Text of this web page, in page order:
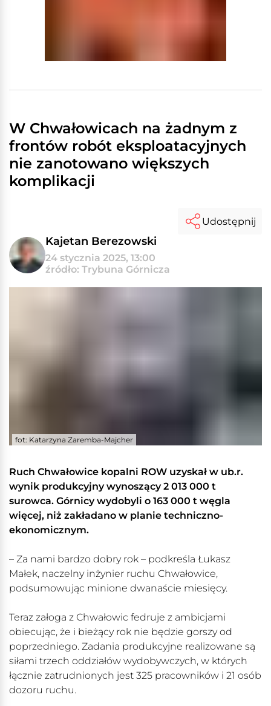
W Chwałowicach na żadnym z
frontów robót eksploatacyjnych
nie zanotowano większych
komplikacji
Kajetan Berezowski
24 stycznia 2025, 13:00
źródło: Trybuna Górnicza
Udostępnij
fot: Katarzyna Zaremba-Majcher
Ruch Chwałowice kopalni ROW uzyskał w ub.r.
wynik produkcyjny wynoszący 2 013 000 t
surowca. Górnicy wydobyli o 163 000 t węgla
więcej, niż zakładano w planie techniczno-
ekonomicznym.
– Za nami bardzo dobry rok – podkreśla Łukasz
Małek, naczelny inżynier ruchu Chwałowice,
podsumowując minione dwanaście miesięcy.
Teraz załoga z Chwałowic fedruje z ambicjami
obiecując, że i bieżący rok nie będzie gorszy od
poprzedniego. Zadania produkcyjne realizowane są
siłami trzech oddziałów wydobywczych, w których
łącznie zatrudnionych jest 325 pracowników i 21 osób
dozoru ruchu.